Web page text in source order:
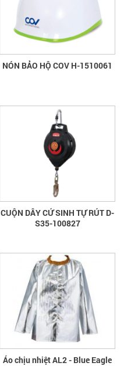
NÓN BẢO HỘ COV H-1510061
CUỘN DÂY CỨ SINH TỰ RÚT D-
S35-100827
Áo chịu nhiệt AL2 - Blue Eagle